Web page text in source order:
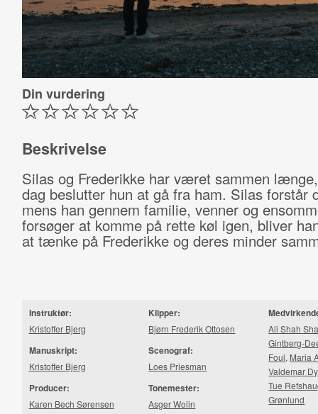
Din vurdering
Beskrivelse
Silas og Frederikke har været sammen
dag beslutter hun at gå fra ham. Silas forstår
mens han gennem familie, venner og
forsøger at komme på rette køl igen, bliver
at tænke på Frederikke og deres minder
Instruktør:
Kristoffer Bjerg
Manuskript:
Kristoffer Bjerg
Producer:
Karen Bech Sørensen
Klipper:
Bjørn Frederik Ottosen
Scenograf:
Loes Priesman
Tonemester:
Asger Wolin
Ali Shah
Gintberg-
Foul, Maria
Valdemar
Tue
Grønlund